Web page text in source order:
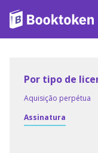
Por tipo de
Aquisição perpétua
Assinatura